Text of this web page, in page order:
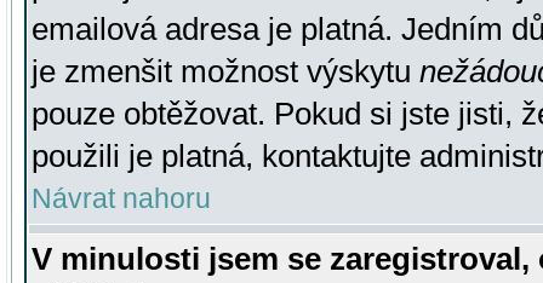
emailová adresa je platná. Jedním
je zmenšit možnost výskytu
pouze obtěžovat. Pokud si jste jisti,
použili je platná, kontaktujte
Návrat nahoru
V minulosti jsem se